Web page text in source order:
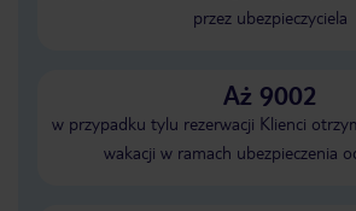
przez ubezpieczyciela
Aż 9002
w przypadku tylu rezerwacji Klienci
wakacji w ramach ubezpieczenia